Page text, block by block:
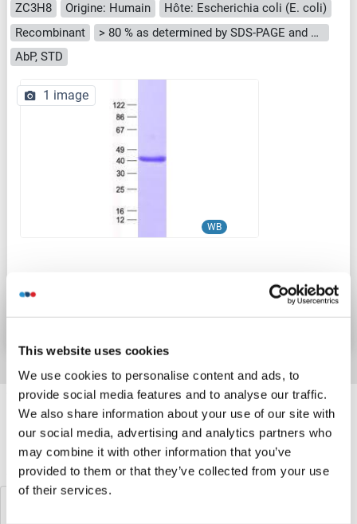
This website uses cookies
We use cookies to personalise content and ads, to
provide social media features and to analyse our traffic.
We also share information about your use of our site with
our social media, advertising and analytics partners who
may combine it with other information that you’ve
provided to them or that they’ve collected from your use
of their services.
ZC3H8 Origine: Humain
Hôte: Escherichia coli (E. coli)
Recombinant
> 80 % as determined by SDS-PAGE and Coomassie blue staining
AbP, STD
WB
1 image
Fiche technique Détails
Target information, Synonyms, Latest
references
Avez-vous cherché autre chose?